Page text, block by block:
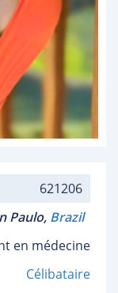
621206
Paulo, Brazil
en médecine
Célibataire